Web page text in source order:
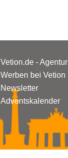
Vetion.de - Agentur
Werben bei Vetion
Newsletter
Adventskalender